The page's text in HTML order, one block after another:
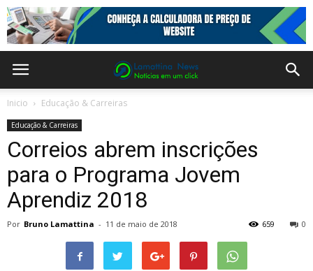
Inicio Educação & Carreiras
Educação & Carreiras
Correios abrem inscrições
para o Programa Jovem
Aprendiz 2018
Por Bruno Lamattina - 11 de maio de 2018 0
659